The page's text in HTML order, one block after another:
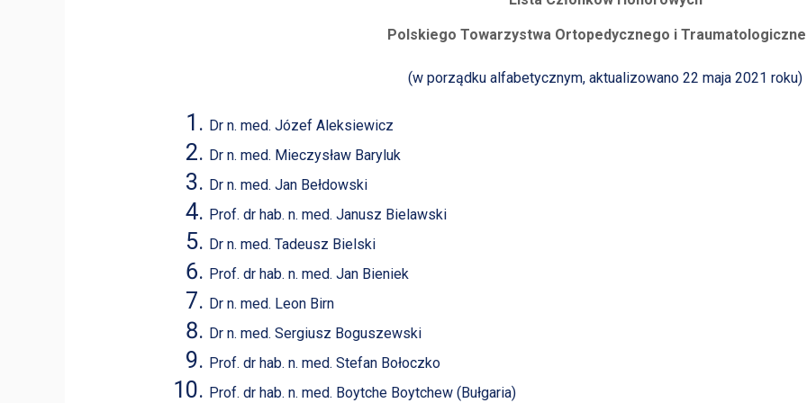
Polskiego Towarzystwa Ortopedycznego i
(w porządku alfabetycznym, aktualizowano 22 maja 2021 roku)
Dr n. med. Józef Aleksiewicz
Dr n. med. Mieczysław Baryluk
Dr n. med. Jan Bełdowski
Prof. dr hab. n. med. Janusz Bielawski
Dr n. med. Tadeusz Bielski
Prof. dr hab. n. med. Jan Bieniek
Dr n. med. Leon Birn
Dr n. med. Sergiusz Boguszewski
Prof. dr hab. n. med. Stefan Bołoczko
Prof. dr hab. n. med. Boytche Boytchew (Bułgaria)